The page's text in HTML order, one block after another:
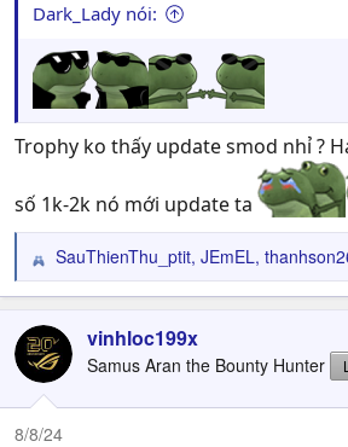
Dark_Lady nói:
Trophy ko thấy update smod nhỉ ?
số 1k-2k nó mới update ta
R
e
c
t
i
o
n
SauThienThu_ptit, JEmEL,
vinhloc199x
Samus Aran the Bounty Hunter
8/8/24